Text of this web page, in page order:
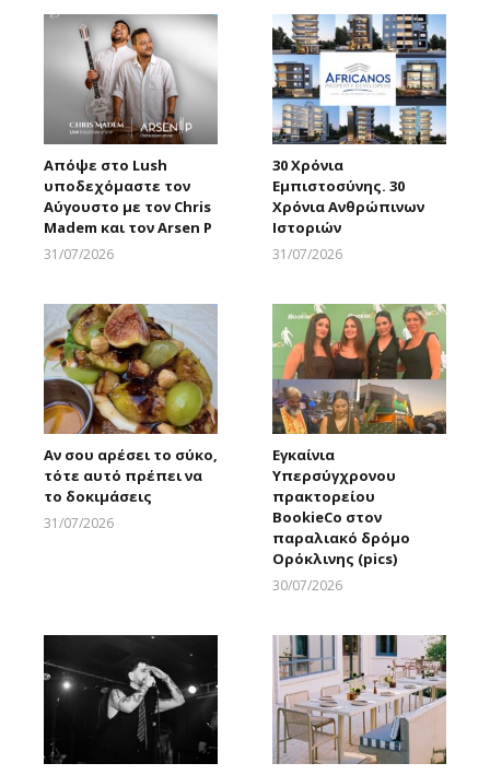
Απόψε στο Lush
υποδεχόμαστε τον
Αύγουστο με τον Chris
Madem και τον Arsen P
31/07/2026
30 Χρόνια
Εμπιστοσύνης. 30
Χρόνια Ανθρώπινων
Ιστοριών
31/07/2026
Αν σου αρέσει το σύκο,
τότε αυτό πρέπει να
το δοκιμάσεις
31/07/2026
Εγκαίνια
Υπερσύγχρονου
πρακτορείου
BookieCo στον
παραλιακό δρόμο
Ορόκλινης (pics)
30/07/2026